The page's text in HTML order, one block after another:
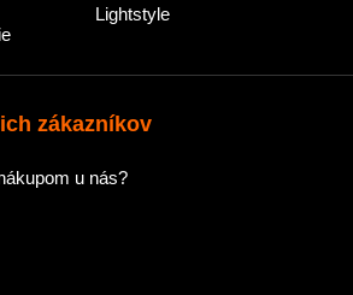
Lightstyle
zákazníkov
u nás?